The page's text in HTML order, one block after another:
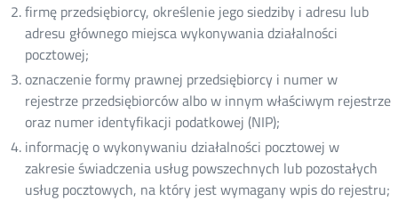
firmę przedsiębiorcy, określenie jego siedziby i adresu lub
adresu głównego miejsca wykonywania działalności
pocztowej;
oznaczenie formy prawnej przedsiębiorcy i numer w
rejestrze przedsiębiorców albo w innym właściwym rejestrze
oraz numer identyfikacji podatkowej (NIP);
informację o wykonywaniu działalności pocztowej w
zakresie świadczenia usług powszechnych lub pozostałych
usług pocztowych, na który jest wymagany wpis do rejestru;